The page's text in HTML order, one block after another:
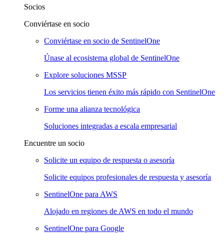
Socios
Conviértase en socio
Conviértase en socio de SentinelOne
Únase al ecosistema global de SentinelOne
Explore soluciones MSSP
Los servicios tienen éxito más rápido con SentinelOne
Forme una alianza tecnológica
Soluciones integradas a escala empresarial
Encuentre un socio
Solicite un equipo de respuesta o asesoría
Solicite equipos profesionales de respuesta y asesoría
SentinelOne para AWS
Alojado en regiones de AWS en todo el mundo
SentinelOne para Google